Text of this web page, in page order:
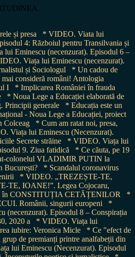
și presa
* VIDEO. Viata lui
4: Războiul pentru Transilvania și
Eminescu (necenzurat). Episodul 6 –
Viața lui Eminescu (necenzurat).
și Sociologul
* Un cadou de
mai consideră români! Antologia
I
* Implicarea României în frauda
* Noua Lege a Educației elaborată de
Principii generale
* Educația este un
- Noua Lege a Educației, proiect
Colceag
* Cum am ratat noi, presa,
Viața lui Eminescu (Necenzurat).
Secrete străine
* VIDEO. Viața lui
9. Ziua fatidică
* Ce căuta, pe 19
colonelul VLADIMIR PUTIN la
București?
* Scandalul coronavirus
* VIDEO. „TREZEȘTE-TE,
TE, IOANE!”. Legea Cojocaru,
în CONSTITUȚIA CETĂȚENILOR
*
Românii, singurii europeni
*
(necenzurat). Episodul 8 – Conspirația
2020 a
* VIDEO. Viața lui
iubire: Veronica Micle
* Ce "efect de
grup de premianți printre analfabeții din
lui Eminescu (Necenzurat). Episodul